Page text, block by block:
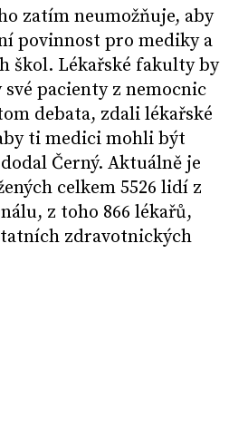
zatím neumožňuje, aby
povinnost pro mediky a
škol. Lékařské fakulty by
pacienty z nemocnic
debata, zdali lékařské
ti medici mohli být
Černý. Aktuálně je
celkem 5526 lidí z
z toho 866 lékařů,
zdravotnických